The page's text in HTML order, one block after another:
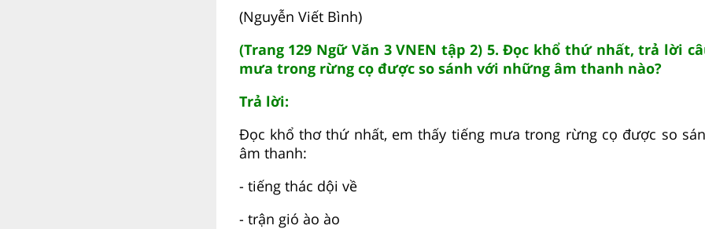
(Nguyễn Viết Bình)
(Trang 129 Ngữ Văn 3 VNEN tập 2) 5. Đọc khổ thứ nhất, trả lời
mưa trong rừng cọ được so sánh với những âm thanh nào?
Trả lời:
Đọc khổ thơ thứ nhất, em thấy tiếng mưa trong rừng cọ được so
âm thanh:
- tiếng thác dội về
- trận gió ào ào